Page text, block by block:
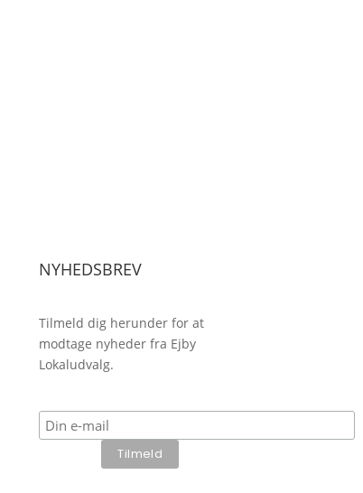
NYHEDSBREV
Tilmeld dig herunder for at
modtage nyheder fra Ejby
Lokaludvalg.